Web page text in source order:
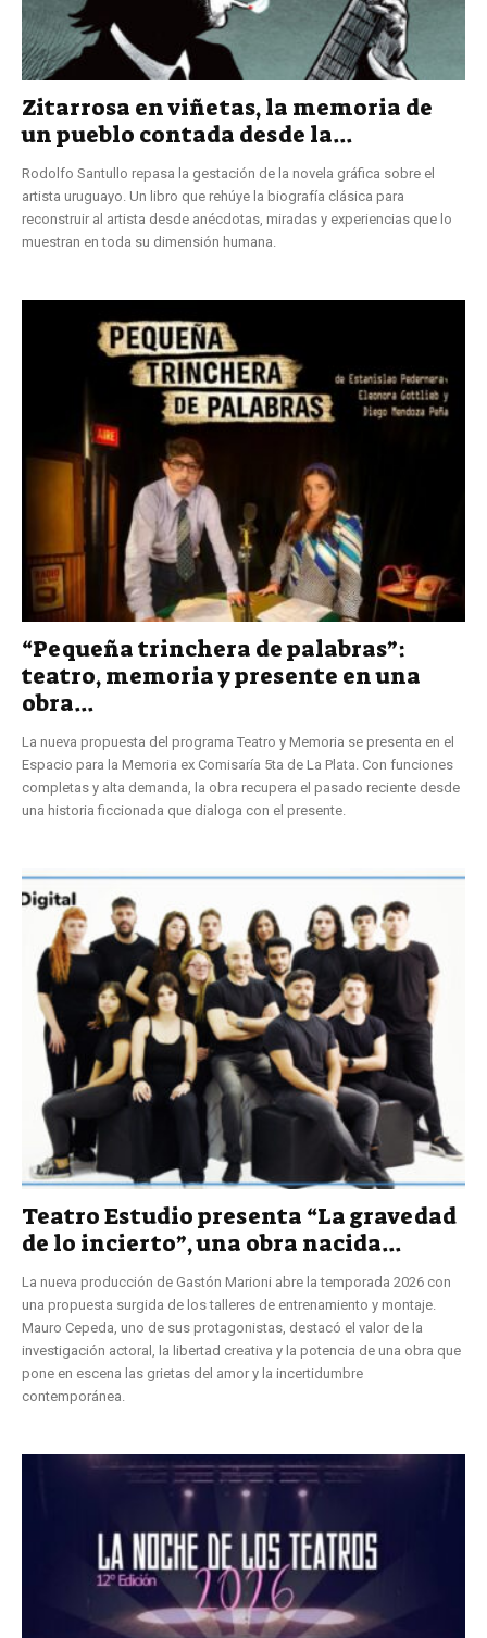
Zitarrosa en viñetas, la memoria de
un pueblo contada desde la...
Rodolfo Santullo repasa la gestación de la novela gráfica sobre el
artista uruguayo. Un libro que rehúye la biografía clásica para
reconstruir al artista desde anécdotas, miradas y experiencias que lo
muestran en toda su dimensión humana.
“Pequeña trinchera de palabras”:
teatro, memoria y presente en una
obra...
La nueva propuesta del programa Teatro y Memoria se presenta en el
Espacio para la Memoria ex Comisaría 5ta de La Plata. Con funciones
completas y alta demanda, la obra recupera el pasado reciente desde
una historia ficcionada que dialoga con el presente.
Teatro Estudio presenta “La gravedad
de lo incierto”, una obra nacida...
La nueva producción de Gastón Marioni abre la temporada 2026 con
una propuesta surgida de los talleres de entrenamiento y montaje.
Mauro Cepeda, uno de sus protagonistas, destacó el valor de la
investigación actoral, la libertad creativa y la potencia de una obra que
pone en escena las grietas del amor y la incertidumbre
contemporánea.